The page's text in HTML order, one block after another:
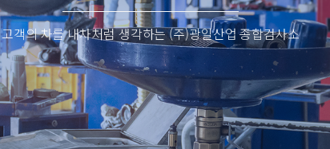
고객의 차를 내차처럼 생각하는(주)광일산업 종합검사소